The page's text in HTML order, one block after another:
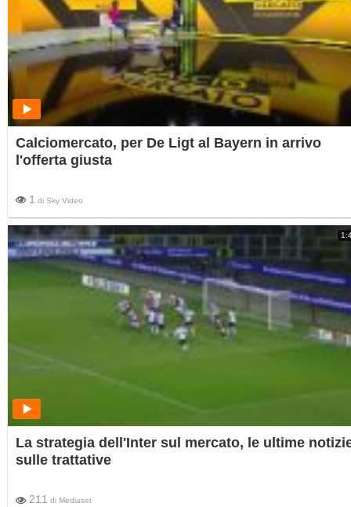
Calciomercato, per De Ligt al Bayern in arrivo
l'offerta giusta
1 di Sky Video
La strategia dell'Inter sul mercato, le ultime
sulle trattative
211 di Mediaset